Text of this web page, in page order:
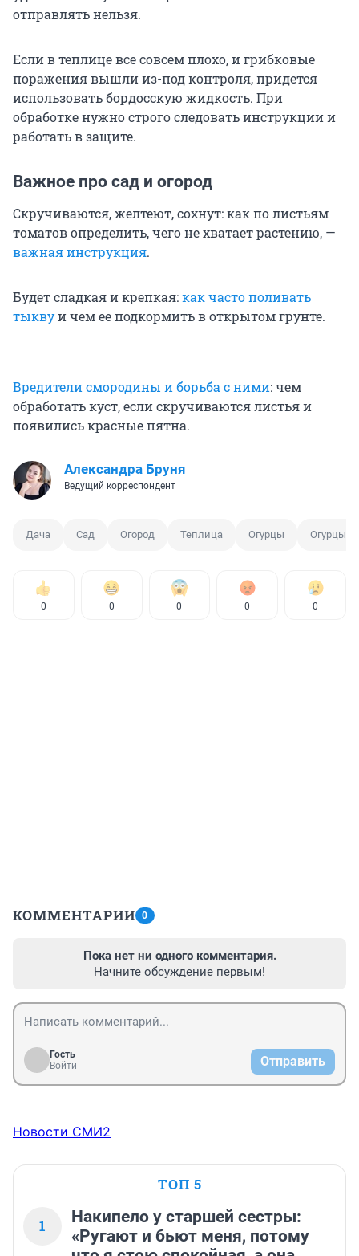
отправлять нельзя.
Если в теплице все совсем плохо, и грибковые
поражения вышли из-под контроля, придется
использовать бордосскую жидкость. При
обработке нужно строго следовать инструкции и
работать в защите.
Важное про сад и огород
Скручиваются, желтеют, сохнут: как по листьям
томатов определить, чего не хватает растению, —
важная инструкция.
Будет сладкая и крепкая:как часто поливать
тыквуи чем ее подкормить в открытом грунте.
Вредители смородины и борьба с ними: чем
обработать куст, если скручиваются листья и
появились красные пятна.
Александра Бруня
Ведущий корреспондент
Дача Сад Огород Теплица Огурцы Огурцы в
0 0 0 0 0
КОММЕНТАРИИ 0
Пока нет ни одного комментария.
Начните обсуждение первым!
Гость
Войти
Отправить
Новости СМИ2
ТОП 5
1
Накипело у старшей сестры:
«Ругают и бьют меня, потому